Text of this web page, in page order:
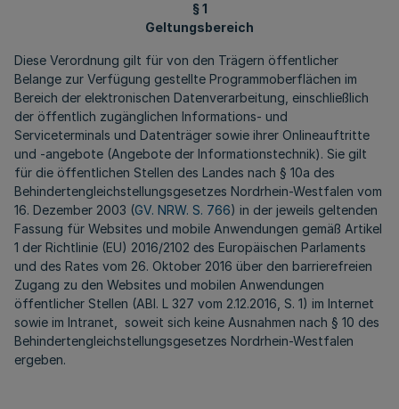
§ 1
Geltungsbereich
Diese Verordnung gilt für von den Trägern öffentlicher
Belange zur Verfügung gestellte Programmoberflächen im
Bereich der elektronischen Datenverarbeitung, einschließlich
der öffentlich zugänglichen Informations- und
Serviceterminals und Datenträger sowie ihrer Onlineauftritte
und -angebote (Angebote der Informationstechnik). Sie gilt
für die öffentlichen Stellen des Landes nach § 10a des
Behindertengleichstellungsgesetzes Nordrhein-Westfalen vom
16. Dezember 2003 (GV. NRW. S. 766) in der jeweils geltenden
Fassung für Websites und mobile Anwendungen gemäß Artikel
1 der Richtlinie (EU) 2016/2102 des Europäischen Parlaments
und des Rates vom 26. Oktober 2016 über den barrierefreien
Zugang zu den Websites und mobilen Anwendungen
öffentlicher Stellen (ABl. L 327 vom 2.12.2016, S. 1) im Internet
sowie im Intranet, soweit sich keine Ausnahmen nach § 10 des
Behindertengleichstellungsgesetzes Nordrhein-Westfalen
ergeben.